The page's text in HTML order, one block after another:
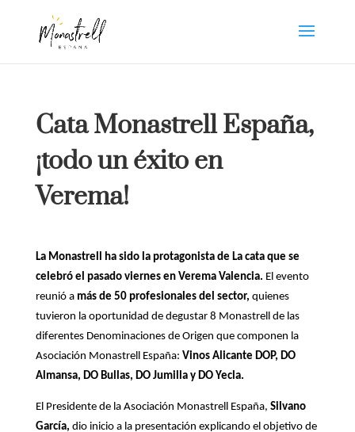
Cata Monastrell España,
¡todo un éxito en
Verema!
La Monastrell ha sido la protagonista de La cata que se
celebró el pasado viernes en Verema Valencia. El evento
reunió a más de 50 profesionales del sector, quienes
tuvieron la oportunidad de degustar 8 Monastrell de las
diferentes Denominaciones de Origen que componen la
Asociación Monastrell España: Vinos Alicante DOP, DO
Almansa, DO Bullas, DO Jumilla y DO Yecla.
El Presidente de la Asociación Monastrell España, Silvano
García, dio inicio a la presentación explicando el objetivo de